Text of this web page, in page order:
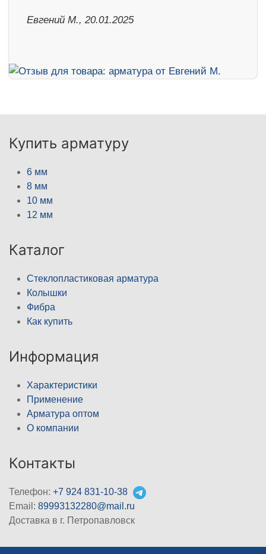
​Евгений М., 20.01.2025
Купить арматуру
6 мм
8 мм
10 мм
12 мм
Каталог
Стеклопластиковая арматура
Колышки
Фибра
Как купить
Информация
Характеристики
Применение
Арматура оптом
О компании
Контакты
Телефон: +7 924 831-10-38
Email: 89993132280@mail.ru
Доставка в г. Петропавловск